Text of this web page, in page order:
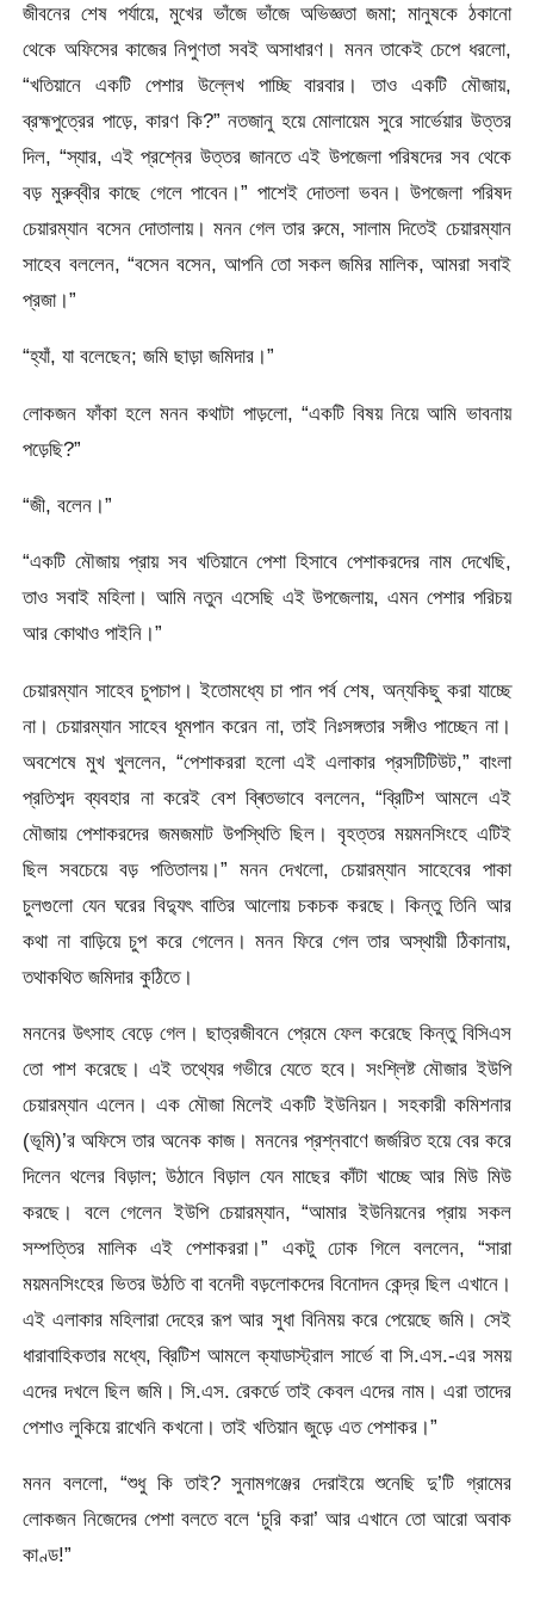
জীবনের শেষ পর্যায়ে, মুখের ভাঁজে ভাঁজে অভিজ্ঞতা জমা; মানুষকে ঠকানো
থেকে অফিসের কাজের নিপুণতা সবই অসাধারণ। মনন তাকেই চেপে ধরলো,
“খতিয়ানে একটি পেশার উল্লেখ পাচ্ছি বারবার। তাও একটি মৌজায়,
ব্রহ্মপুত্রের পাড়ে, কারণ কি?” নতজানু হয়ে মোলায়েম সুরে সার্ভেয়ার উত্তর
দিল, “স্যার, এই প্রশ্নের উত্তর জানতে এই উপজেলা পরিষদের সব থেকে
বড় মুরুব্বীর কাছে গেলে পাবেন।” পাশেই দোতলা ভবন। উপজেলা পরিষদ
চেয়ারম্যান বসেন দোতালায়। মনন গেল তার রুমে, সালাম দিতেই চেয়ারম্যান
সাহেব বললেন, “বসেন বসেন, আপনি তো সকল জমির মালিক, আমরা সবাই
প্রজা।”
“হ্যাঁ, যা বলেছেন; জমি ছাড়া জমিদার।”
লোকজন ফাঁকা হলে মনন কথাটা পাড়লো, “একটি বিষয় নিয়ে আমি ভাবনায়
পড়েছি?”
“জী, বলেন।”
“একটি মৌজায় প্রায় সব খতিয়ানে পেশা হিসাবে পেশাকরদের নাম দেখেছি,
তাও সবাই মহিলা। আমি নতুন এসেছি এই উপজেলায়, এমন পেশার পরিচয়
আর কোথাও পাইনি।”
চেয়ারম্যান সাহেব চুপচাপ। ইতোমধ্যে চা পান পর্ব শেষ, অন্যকিছু করা যাচ্ছে
না। চেয়ারম্যান সাহেব ধূমপান করেন না, তাই নিঃসঙ্গতার সঙ্গীও পাচ্ছেন না।
অবশেষে মুখ খুললেন, “পেশাকররা হলো এই এলাকার প্রসটিটিউট,” বাংলা
প্রতিশব্দ ব্যবহার না করেই বেশ ব্ৰিতভাবে বললেন, “ব্রিটিশ আমলে এই
মৌজায় পেশাকরদের জমজমাট উপস্থিতি ছিল। বৃহত্তর ময়মনসিংহে এটিই
ছিল সবচেয়ে বড় পতিতালয়।” মনন দেখলো, চেয়ারম্যান সাহেবের পাকা
চুলগুলো যেন ঘরের বিদ্যুৎ বাতির আলোয় চকচক করছে। কিন্তু তিনি আর
কথা না বাড়িয়ে চুপ করে গেলেন। মনন ফিরে গেল তার অস্থায়ী ঠিকানায়,
তথাকথিত জমিদার কুঠিতে।
মননের উৎসাহ বেড়ে গেল। ছাত্রজীবনে প্রেমে ফেল করেছে কিন্তু বিসিএস
তো পাশ করেছে। এই তথ্যের গভীরে যেতে হবে। সংশ্লিষ্ট মৌজার ইউপি
চেয়ারম্যান এলেন। এক মৌজা মিলেই একটি ইউনিয়ন। সহকারী কমিশনার
(ভূমি)’র অফিসে তার অনেক কাজ। মননের প্রশ্নবাণে জর্জরিত হয়ে বের করে
দিলেন থলের বিড়াল; উঠানে বিড়াল যেন মাছের কাঁটা খাচ্ছে আর মিউ মিউ
করছে। বলে গেলেন ইউপি চেয়ারম্যান, “আমার ইউনিয়নের প্রায় সকল
সম্পত্তির মালিক এই পেশাকররা।” একটু ঢোক গিলে বললেন, “সারা
ময়মনসিংহের ভিতর উঠতি বা বনেদী বড়লোকদের বিনোদন কেন্দ্র ছিল এখানে।
এই এলাকার মহিলারা দেহের রূপ আর সুধা বিনিময় করে পেয়েছে জমি। সেই
ধারাবাহিকতার মধ্যে, ব্রিটিশ আমলে ক্যাডাস্ট্রাল সার্ভে বা সি.এস.-এর সময়
এদের দখলে ছিল জমি। সি.এস. রেকর্ডে তাই কেবল এদের নাম। এরা তাদের
পেশাও লুকিয়ে রাখেনি কখনো। তাই খতিয়ান জুড়ে এত পেশাকর।”
মনন বললো, “শুধু কি তাই? সুনামগঞ্জের দেরাইয়ে শুনেছি দু’টি গ্রামের
লোকজন নিজেদের পেশা বলতে বলে ‘চুরি করা’ আর এখানে তো আরো অবাক
কাণ্ড!”